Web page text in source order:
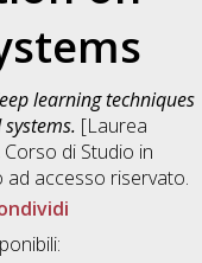
learning techniques
[Laurea
di Studio in
ad accesso riservato.